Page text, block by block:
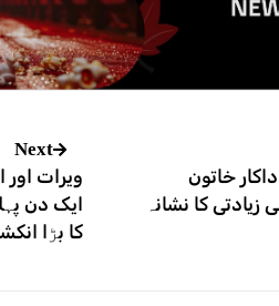
خاتون
زیادتی کا نشانہ
Next
ویرات
ایک دن
کا بڑا